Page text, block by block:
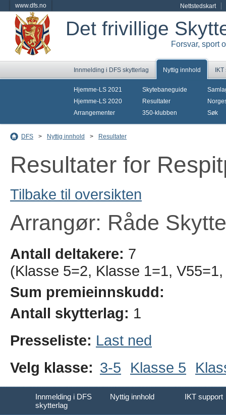
www.dfs.no Nettstedskart
Det frivillige
Forsvar, sport
Innmelding i DFS skytterlag Nyttig innhold
Hjemme-LS 2021
Hjemme-LS 2020
Arrangementer
Skytebaneguide
Resultater
350-klubben
Søk
DFS > Nyttig innhold > Resultater
Resultater for
Tilbake til oversikten
Arrangør: Råde
Antall deltakere: 7
(Klasse 5=2, Klasse 1=1,
Sum premieinnskudd:
Antall skytterlag: 1
Presseliste: Last ned
Velg klasse: 3-5 Klasse 5
Innmelding i DFS
skytterlag
Nyttig innhold IKT support